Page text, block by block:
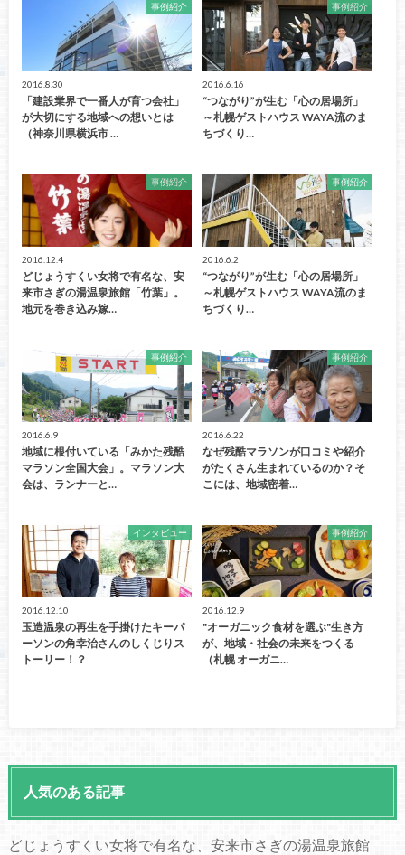
事例紹介
2016.8.30
「建設業界で一番人が育つ会社」
が大切にする地域への想いとは
（神奈川県横浜市 …
事例紹介
2016.6.16
“つながり”が生む「心の居場所」
～札幌ゲストハウス WAYA流のま
ちづくり…
事例紹介
2016.12.4
どじょうすくい女将で有名な、安
来市さぎの湯温泉旅館「竹葉」。
地元を巻き込み嫁…
事例紹介
2016.6.2
“つながり”が生む「心の居場所」
～札幌ゲストハウス WAYA流のま
ちづくり…
事例紹介
2016.6.9
地域に根付いている「みかた残酷
マラソン全国大会」。マラソン大
会は、ランナーと…
事例紹介
2016.6.22
なぜ残酷マラソンが口コミや紹介
がたくさん生まれているのか？そ
こには、地域密着…
インタビュー
2016.12.10
玉造温泉の再生を手掛けたキーパ
ーソンの角幸治さんのしくじりス
トーリー！？
事例紹介
2016.12.9
"オーガニック食材を選ぶ"生き方
が、地域・社会の未来をつくる
（札幌 オーガニ…
人気のある記事
どじょうすくい女将で有名な、安来市さぎの湯温泉旅館